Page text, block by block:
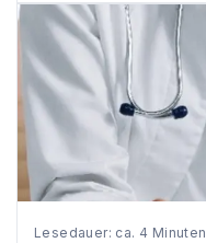
Lesedauer: ca. 4 Minuten